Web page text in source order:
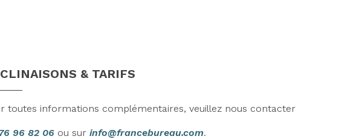
& TARIFS
toutes informations complémentaires, veuillez nous contacter
96 82 06 ou sur info@francebureau.com.